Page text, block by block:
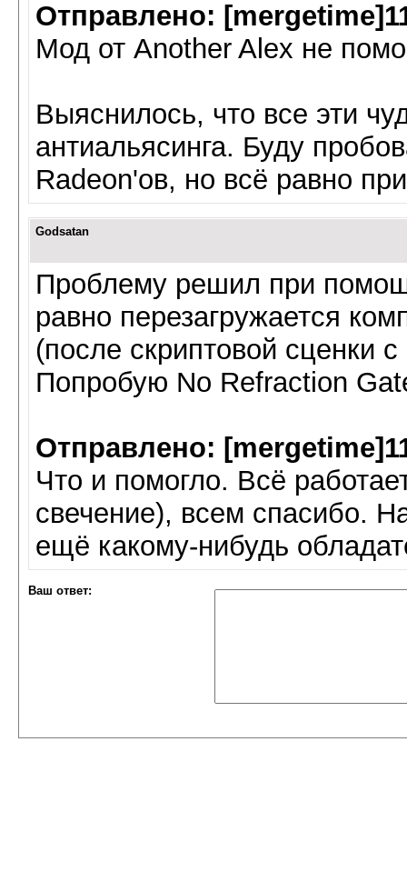
Отправлено:
Мод от Another Alex не
Выяснилось, что все эти
антиальясинга. Буду
Radeon'ов, но всё равно
Godsatan
Проблему решил при
равно перезагружается
(после скриптовой сценки
Попробую No Refraction
Отправлено:
Что и помогло. Всё
свечение), всем спасибо.
ещё какому-нибудь
Ваш ответ: